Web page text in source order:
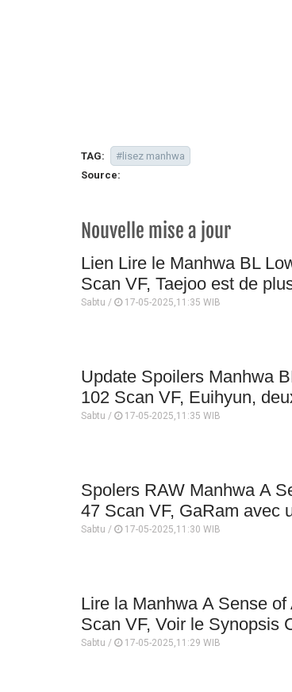
TAG:
#lisez manhwa
Source:
Nouvelle mise a jour
Lien Lire le Manhwa BL
Scan VF, Taejoo est de
Sabtu / 17-05-2025,11:35 WIB
Update Spoilers Manhwa
102 Scan VF, Euihyun,
Sabtu / 17-05-2025,11:35 WIB
Spolers RAW Manhwa A
47 Scan VF, GaRam avec
Sabtu / 17-05-2025,11:30 WIB
Lire la Manhwa A Sense
Scan VF, Voir le Synopsis
Sabtu / 17-05-2025,11:29 WIB